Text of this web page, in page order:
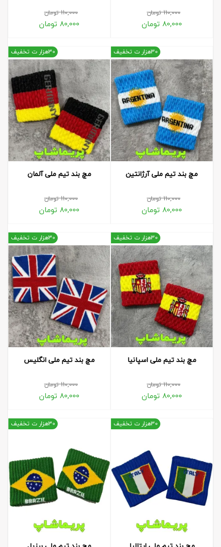
110,000تومان
80,000 تومان
110,000تومان
80,000 تومان
مچ بند تیم ملی آرژانتین
110,000تومان
80,000 تومان
30هزار ت تخفیف
مچ بند تیم ملی آلمان
110,000تومان
80,000 تومان
30هزار ت تخفیف
مچ بند تیم ملی اسپانیا
110,000تومان
80,000 تومان
30هزار ت تخفیف
مچ بند تیم ملی انگلیس
110,000تومان
80,000 تومان
30هزار ت تخفیف
30هزار ت تخفیف 30هزار ت تخفیف